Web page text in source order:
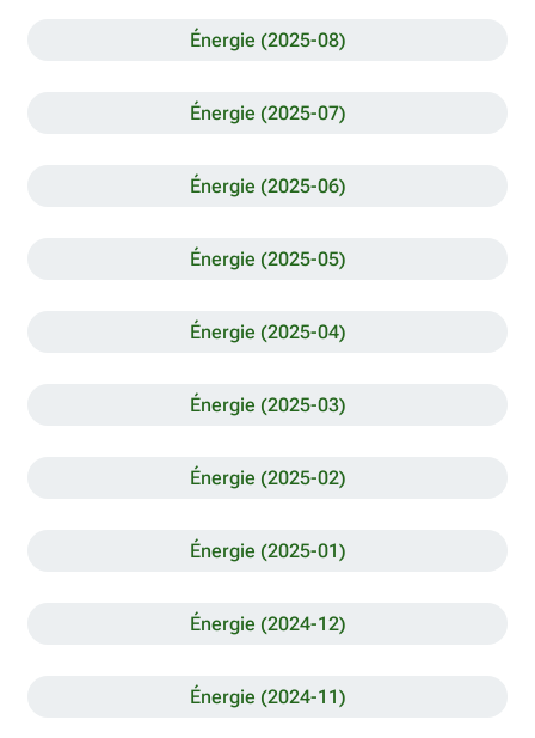
Énergie (2025-08)
Énergie (2025-07)
Énergie (2025-06)
Énergie (2025-05)
Énergie (2025-04)
Énergie (2025-03)
Énergie (2025-02)
Énergie (2025-01)
Énergie (2024-12)
Énergie (2024-11)